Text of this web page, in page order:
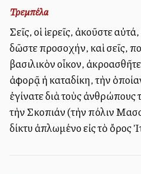
Τρεμπέλα
Σεῖς, οἱ ἱερεῖς, ἀκοῦστε
δῶστε προσοχήν, καὶ σεῖς,
βασιλικὸν οἶκον,
ἀφορᾷ ἡ καταδίκη, τὴν
ἐγίνατε διὰ τοὺς ἀνθρώπους
τὴν Σκοπιάν (τὴν πόλιν
δίκτυ ἀπλωμένο εἰς τὸ